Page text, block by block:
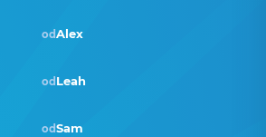
odAlex
od Leah
Pobjednik · tra 2020
odSam